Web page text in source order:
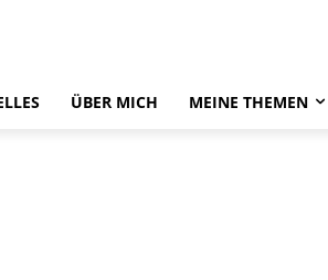
ÜBER MICH MEINE THEMEN